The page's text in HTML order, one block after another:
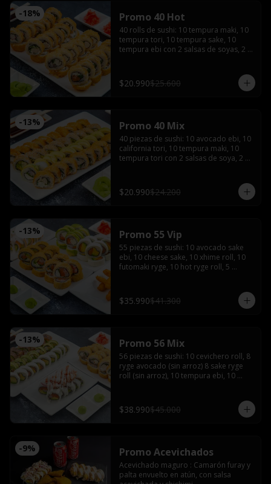
-18% Promo 40 Hot
40 rolls de sushi: 10 tempura maki, 10
tempura tori, 10 tempura sake, 10
tempura ebi con 2 salsas de soyas, 2
$20.990$25.600
-13% Promo 40 Mix
40 piezas de sushi: 10 avocado ebi, 10
california tori, 10 tempura maki, 10
tempura tori con 2 salsas de soya, 2
$20.990$24.200
-13% Promo 55 Vip
55 piezas de sushi: 10 avocado sake
ebi, 10 cheese sake, 10 xhime roll, 10
futomaki ryge, 10 hot ryge roll, 5
jengibre
$35.990$41.300
-13% Promo 56 Mix
56 piezas de sushi: 10 cevichero roll, 8
ryge avocado (sin arroz) 8 sake ryge
roll (sin arroz), 10 tempura ebi, 10
teriyaki, wasabi y jengibre
$38.990$45.000
-9% Promo Acevichados
Acevichado maguro : Camarón furay y
palta envuelto en atún, con salsa